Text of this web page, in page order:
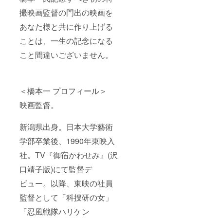
撮映画監督の門出の映画を
あなた様と共に作り上げる
ことは、一生の記念になる
こと間違いございません。
＜橋本一 プロフィール＞
映画監督。
新潟県出身。日本大学藝術
学部卒業後、1990年東映入
社。TV『御宿かわせみ』(沢
口靖子版)にて監督デ
ビュー。以降、東映の社員
監督として「科捜研の女」
「忍風戦隊ハリケン